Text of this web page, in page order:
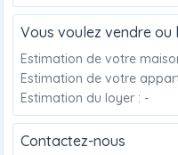
Vous voulez vendre ou
Estimation de votre
Estimation de votre
Estimation du loyer : -
Contactez-nous